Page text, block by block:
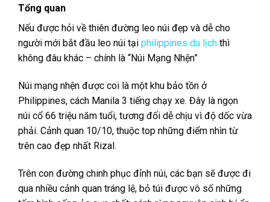
Tổng quan
Nếu được hỏi về thiên đường leo núi đẹp và dễ cho
người mới bắt đầu leo núi tại philippines du lịch thì
không đâu khác – chính là “Núi Mạng Nhện”
Núi mạng nhện được coi là một khu bảo tồn ở
Philippines, cách Manila 3 tiếng chạy xe. Đây là ngọn
núi cổ 66 triệu năm tuổi, tương đối dễ chịu vì độ dốc vừa
phải. Cảnh quan 10/10, thuộc top những điểm nhìn từ
trên cao đẹp nhất Rizal.
Trên con đường chinh phục đỉnh núi, các bạn sẽ được đi
qua nhiều cảnh quan tráng lệ, bỏ túi được vô số những